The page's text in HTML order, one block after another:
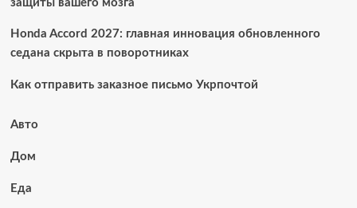
защиты вашего мозга
Honda Accord 2027: главная инновация обновленного
седана скрыта в поворотниках
Как отправить заказное письмо Укрпочтой
Авто
Дом
Еда